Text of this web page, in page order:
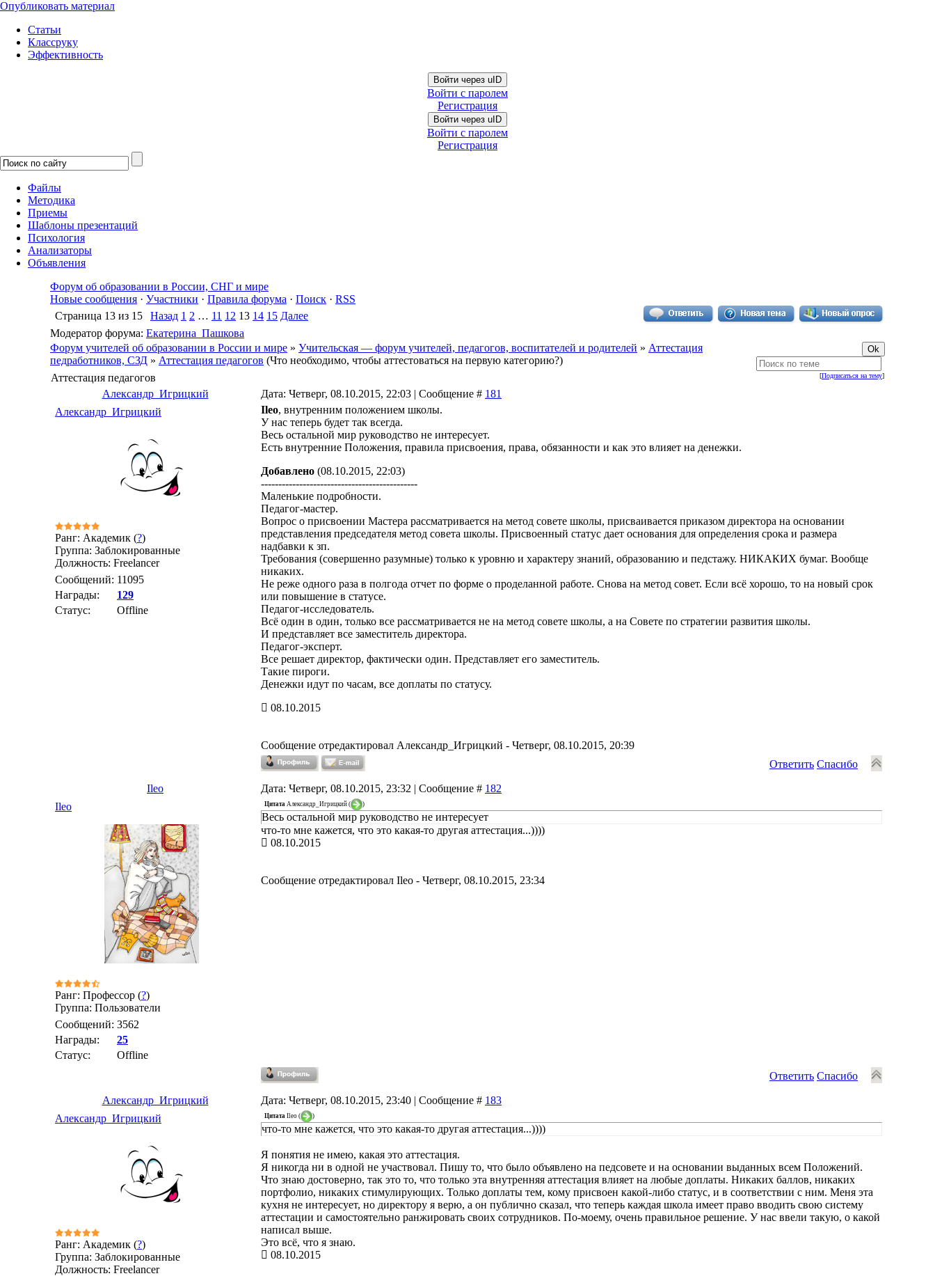
Опубликовать материал
Статьи
Классруку
Эффективность
Войти через uID
Войти с паролем
Регистрация
Войти через uID
Войти с паролем
Регистрация
Файлы
Методика
Приемы
Шаблоны презентаций
Психология
Анализаторы
Объявления
Форум об образовании в России, СНГ и мире
Новые сообщения · Участники · Правила форума · Поиск · RSS
Страница 13 из 15 Назад 1 2 … 11 12 13 14 15 Далее
Модератор форума: Екатерина_Пашкова
Форум учителей об образовании в России и мире » Учительская — форум учителей, педагогов, воспитателей и родителей » Аттестация
педработников, СЗД » Аттестация педагогов (Что необходимо, чтобы аттестоваться на первую категорию?)
[Подписаться на тему]
Аттестация педагогов
Александр_Игрицкий
Дата: Четверг, 08.10.2015, 22:03 | Сообщение # 181
Александр_Игрицкий
Ранг: Академик (?)
Группа: Заблокированные
Должность: Freelancer
Сообщений: 11095
Награды:
129
Статус:
Offline
Ileo, внутренним положением школы.
У нас теперь будет так всегда.
Весь остальной мир руководство не интересует.
Есть внутренние Положения, правила присвоения, права, обязанности и как это влияет на денежки.
Добавлено (08.10.2015, 22:03)
---------------------------------------------
Маленькие подробности.
Педагог-мастер.
Вопрос о присвоении Мастера рассматривается на метод совете школы, присваивается приказом директора на основании
представления председателя метод совета школы. Присвоенный статус дает основания для определения срока и размера
надбавки к зп.
Требования (совершенно разумные) только к уровню и характеру знаний, образованию и педстажу. НИКАКИХ бумаг. Вообще
никаких.
Не реже одного раза в полгода отчет по форме о проделанной работе. Снова на метод совет. Если всё хорошо, то на новый срок
или повышение в статусе.
Педагог-исследователь.
Всё один в один, только все рассматривается не на метод совете школы, а на Совете по стратегии развития школы.
И представляет все заместитель директора.
Педагог-эксперт.
Все решает директор, фактически один. Представляет его заместитель.
Такие пироги.
Денежки идут по часам, все доплаты по статусу.
08.10.2015
Сообщение отредактировал Александр_Игрицкий - Четверг, 08.10.2015, 20:39
Ответить Спасибо
Ileo Дата: Четверг, 08.10.2015, 23:32 | Сообщение # 182
Ileo
Ранг: Профессор (?)
Группа: Пользователи
Сообщений: 3562
Награды:
25
Статус:
Offline
Цитата Александр_Игрицкий ( )
Весь остальной мир руководство не интересует
что-то мне кажется, что это какая-то другая аттестация...))))
08.10.2015
Сообщение отредактировал Ileo - Четверг, 08.10.2015, 23:34
Ответить Спасибо
Александр_Игрицкий Дата: Четверг, 08.10.2015, 23:40 | Сообщение # 183
Александр_Игрицкий
Ранг: Академик (?)
Группа: Заблокированные
Должность: Freelancer
Цитата Ileo ( )
что-то мне кажется, что это какая-то другая аттестация...))))
Я понятия не имею, какая это аттестация.
Я никогда ни в одной не участвовал. Пишу то, что было объявлено на педсовете и на основании выданных всем Положений.
Что знаю достоверно, так это то, что только эта внутренняя аттестация влияет на любые доплаты. Никаких баллов, никаких
портфолио, никаких стимулирующих. Только доплаты тем, кому присвоен какой-либо статус, и в соответствии с ним. Меня эта
кухня не интересует, но директору я верю, а он публично сказал, что теперь каждая школа имеет право вводить свою систему
аттестации и самостоятельно ранжировать своих сотрудников. По-моему, очень правильное решение. У нас ввели такую, о какой
написал выше.
Это всё, что я знаю.
08.10.2015